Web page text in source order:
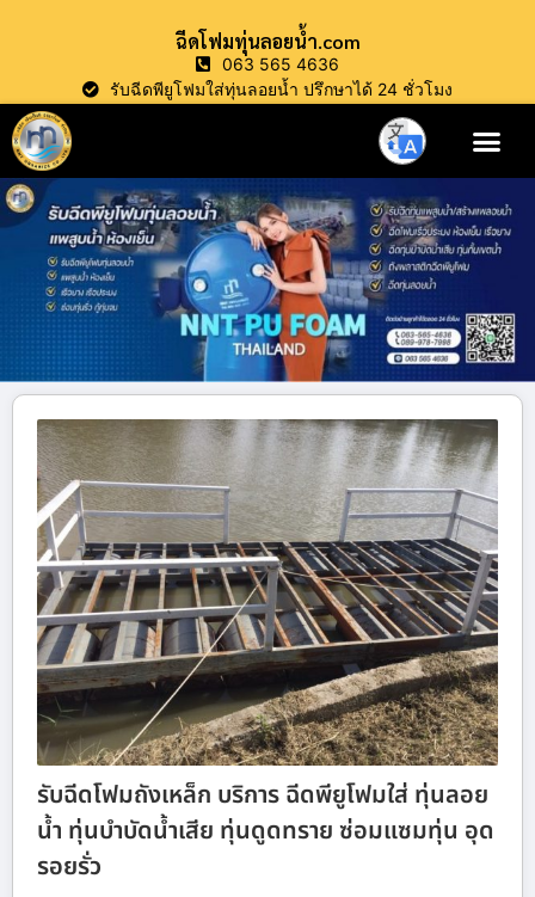
ฉีดโฟมทุ่นลอยน้ำ.com
063 565 4636
รับฉีดพียูโฟมใส่ทุ่นลอยน้ำ ปรึกษาได้ 24 ชั่วโมง
รับฉีดโฟมถังเหล็ก บริการ ฉีดพียูโฟมใส่ ทุ่นลอย
น้ำ ทุ่นบำบัดน้ำเสีย ทุ่นดูดทราย ซ่อมแซมทุ่น อุด
รอยรั่ว